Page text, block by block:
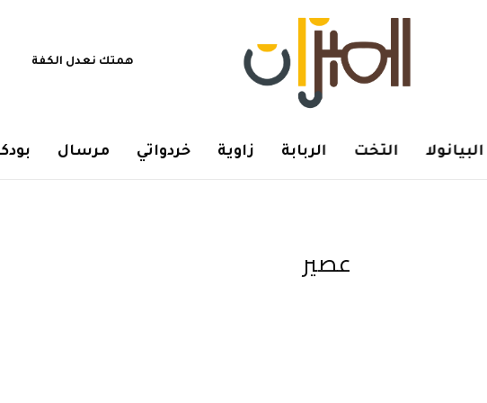
همتك نعدل الكفة
البيانولا التخت الربابة زاوية خردواتي مرسال
عصير